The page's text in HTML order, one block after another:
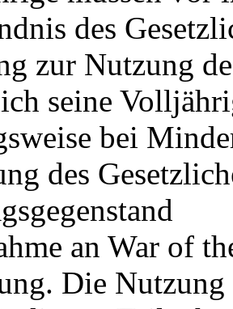
des
zur Nutzung
seine
bei
des
an War of
Die